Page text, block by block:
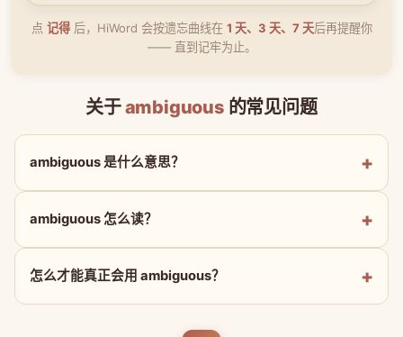
点 记得后，HiWord 会按遗忘曲线在 1 天、3 天、7 天后再提醒你
—— 直到记牢为止。
关于ambiguous 的常见问题
ambiguous 是什么意思？
ambiguous 怎么读？
怎么才能真正会用 ambiguous？